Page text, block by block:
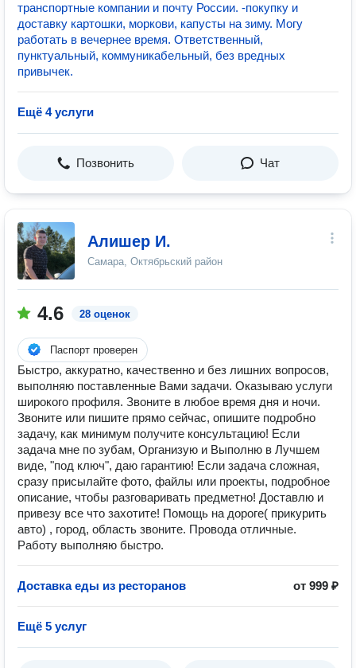
транспортные компании и почту России. -покупку и
доставку картошки, моркови, капусты на зиму. Могу
работать в вечернее время. Ответственный,
пунктуальный, коммуникабельный, без вредных
привычек.
Ещё 4 услуги
Позвонить Чат
Алишер И.
Самара, Октябрьский район
4.6 28 оценок
Паспорт проверен
Быстро, аккуратно, качественно и без лишних вопросов,
выполняю поставленные Вами задачи. Оказываю услуги
широкого профиля. Звоните в любое время дня и ночи.
Звоните или пишите прямо сейчас, опишите подробно
задачу, как минимум получите консультацию! Если
задача мне по зубам, Организую и Выполню в Лучшем
виде, "под ключ", даю гарантию! Если задача сложная,
сразу присылайте фото, файлы или проекты, подробное
описание, чтобы разговаривать предметно! Доставлю и
привезу все что захотите! Помощь на дороге( прикурить
авто) , город, область звоните. Провода отличные.
Работу выполняю быстро.
Доставка еды из ресторанов от 999 ₽
Ещё 5 услуг